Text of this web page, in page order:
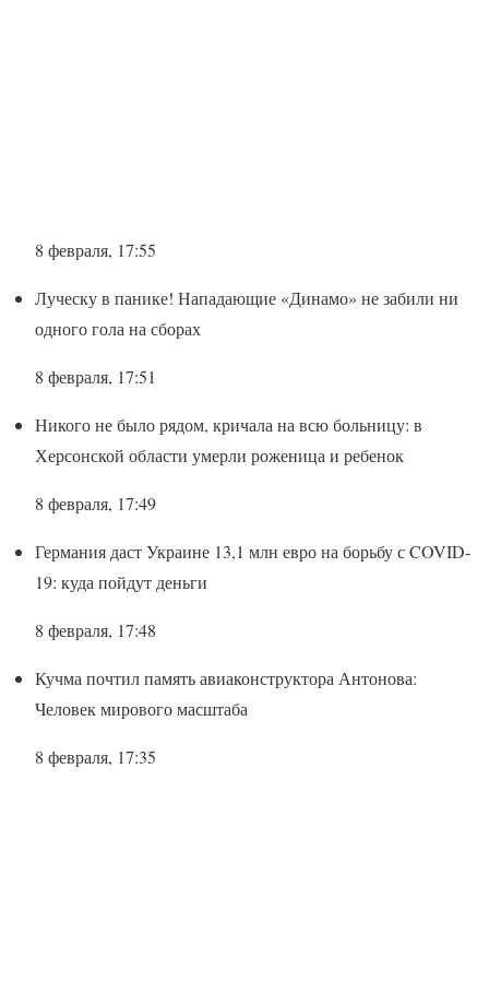
8 февраля, 17:55
Луческу в панике! Нападающие «Динамо» не забили ни
одного гола на сборах
8 февраля, 17:51
Никого не было рядом, кричала на всю больницу: в
Херсонской области умерли роженица и ребенок
8 февраля, 17:49
Германия даст Украине 13,1 млн евро на борьбу с COVID-
19: куда пойдут деньги
8 февраля, 17:48
Кучма почтил память авиаконструктора Антонова:
Человек мирового масштаба
8 февраля, 17:35